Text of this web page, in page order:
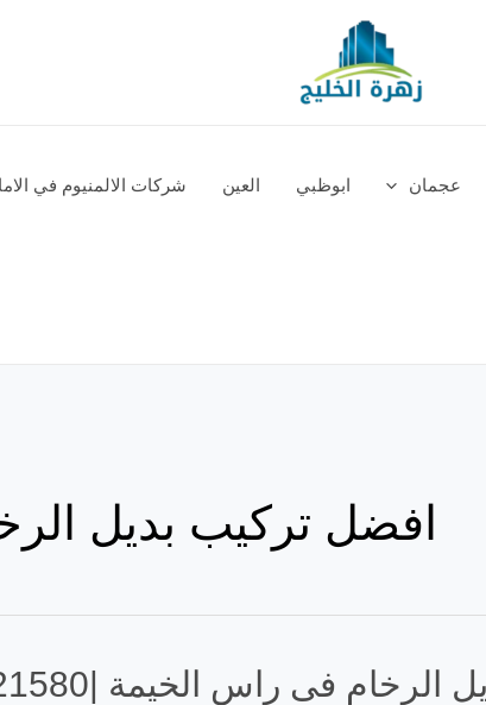
عجمان ابوظبي العين شركات الالمنيوم في
افضل تركيب بديل
فى راس الخيمة |0557821580|